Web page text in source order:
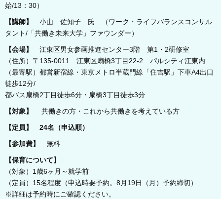
始/13：30）
【講師】
小山 佐知子 氏 （ワーク・ライフバランスコンサル
タント/「共働き未来大学」ファウンダー）
【会場】
江東区男女参画推進センター3階 第1・2研修室
（住所）〒135-0011 江東区扇橋3丁目22-2 パルシティ江東内
（最寄駅）都営新宿線・東京メトロ半蔵門線「住吉駅」下車A4出口
徒歩12分/
都バス扇橋2丁目徒歩6分・扇橋3丁目徒歩3分
【対象】 共働きの方・これから共働きを考えている方
【定員】 24名（申込順）
【参加費】 無料
【保育について】
（対象）1歳6ヶ月～就学前
（定員）15名程度（申込時要予約。8月19日（月）予約締切）
※詳細は予約時にご確認ください。